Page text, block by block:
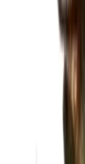
Cannabis Extrakte